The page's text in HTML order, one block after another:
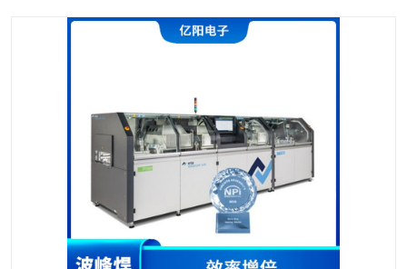
自动X射线检测机TR7600 组装电路板测试机
TX 全自动高速贴片机